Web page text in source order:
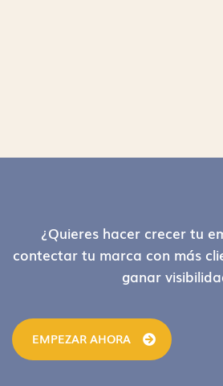
Footer¿Quieres hacer crecer tu
contectar tu marca con más
ganar
EMPEZAR AHORA